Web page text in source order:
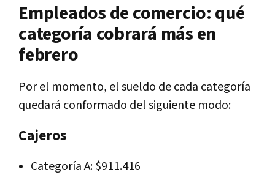
Empleados de comercio: qué
categoría cobrará más en
febrero
Por el momento, el sueldo de cada categoría
quedará conformado del siguiente modo:
Cajeros
Categoría A: $911.416